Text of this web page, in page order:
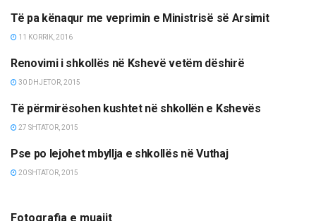
OPINIONE/EDITORIALE
Të pa kënaqur me veprimin e Ministrisë së Arsimit
11 KORRIK, 2016
LAJME
Renovimi i shkollës në Kshevë vetëm dëshirë
30 DHJETOR, 2015
OPINIONE/EDITORIALE
Të përmirësohen kushtet në shkollën e Kshevës
27 SHTATOR, 2015
ETNIKE/RAJONI/BOTA
Pse po lejohet mbyllja e shkollës në Vuthaj
20 SHTATOR, 2015
Fotografia e muajit